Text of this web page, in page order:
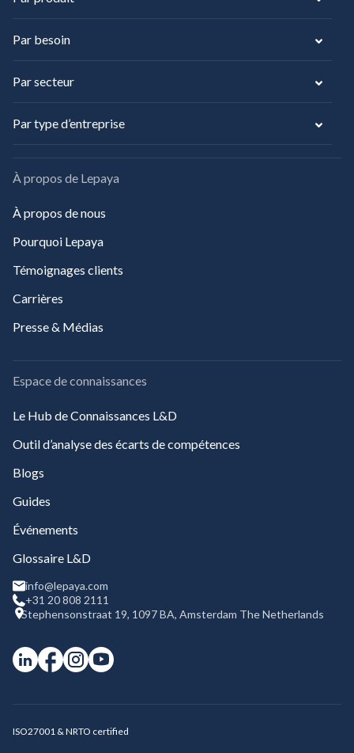
Par besoin
Par secteur
Par type d’entreprise
À propos de Lepaya
À propos de nous
Pourquoi Lepaya
Témoignages clients
Carrières
Presse & Médias
Espace de connaissances
Le Hub de Connaissances L&D
Outil d’analyse des écarts de compétences
Blogs
Guides
Événements
Glossaire L&D
info@lepaya.com
+31 20 808 2111
Stephensonstraat 19, 1097 BA, Amsterdam The Netherlands
ISO27001 & NRTO certified